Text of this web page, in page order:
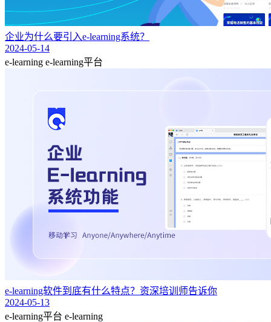
企业为什么要引入e-learning系统？
2024-05-14
e-learning e-learning平台
e-learning软件到底有什么特点？资深培训师告诉你
2024-05-13
e-learning平台 e-learning